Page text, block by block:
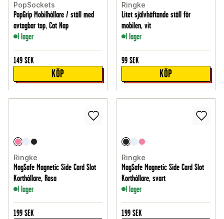
PopSockets
PopGrip Mobilhållare / ställ med
avtagbar top, Cat Nap
I lager
149 SEK
KÖP
Ringke
Litet självhäftande ställ för
mobilen, vit
I lager
99 SEK
KÖP
Ringke
MagSafe Magnetic Side Card Slot
Korthållare, Rosa
I lager
199 SEK
Ringke
MagSafe Magnetic Side Card Slot
Korthållare, svart
I lager
199 SEK